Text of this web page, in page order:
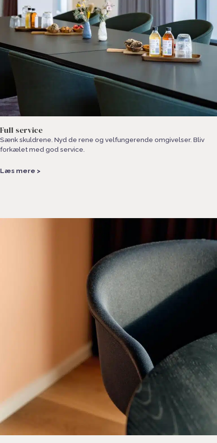
Full service
Sænk skuldrene. Nyd de rene og velfungerende omgivelser. Bliv
forkælet med god service.​
Læs mere >